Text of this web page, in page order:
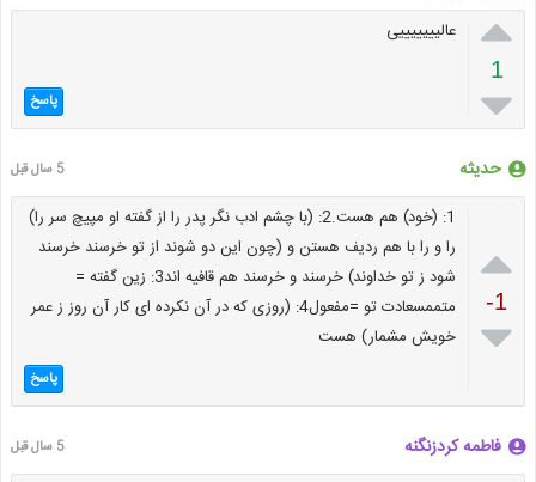

1

عالیییییییی
پاسخ
حدیثه 5 سال قبل

-1

1: (خود) هم هست.2: (با چشم ادب نگر پدر را از گفته او مپیچ سر را)
را و را با هم ردیف هستن و (چون این دو شوند از تو خرسند خرسند
شود ز تو خداوند) خرسند و خرسند هم قافیه اند3: زین گفته =
متممسعادت تو =مفعول4: (روزی که در آن نکرده ای کار آن روز ز عمر
خویش مشمار) هست
پاسخ
فاطمه کردزنگنه 5 سال قبل